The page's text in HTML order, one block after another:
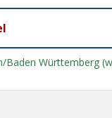
Baden Württemberg